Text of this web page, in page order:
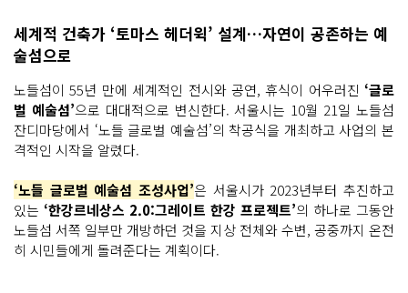
세계적 건축가 ‘토마스 헤더윅’ 설계…자연이 공존하는 예
술섬으로
노들섬이 55년 만에 세계적인 전시와 공연, 휴식이 어우러진 ‘글로
벌 예술섬’으로 대대적으로 변신한다. 서울시는 10월 21일 노들섬
잔디마당에서 ‘노들 글로벌 예술섬’의 착공식을 개최하고 사업의 본
격적인 시작을 알렸다.
‘노들 글로벌 예술섬 조성사업’은 서울시가 2023년부터 추진하고
있는 ‘한강르네상스 2.0:그레이트 한강 프로젝트’의 하나로 그동안
노들섬 서쪽 일부만 개방하던 것을 지상 전체와 수변, 공중까지 온전
히 시민들에게 돌려준다는 계획이다.